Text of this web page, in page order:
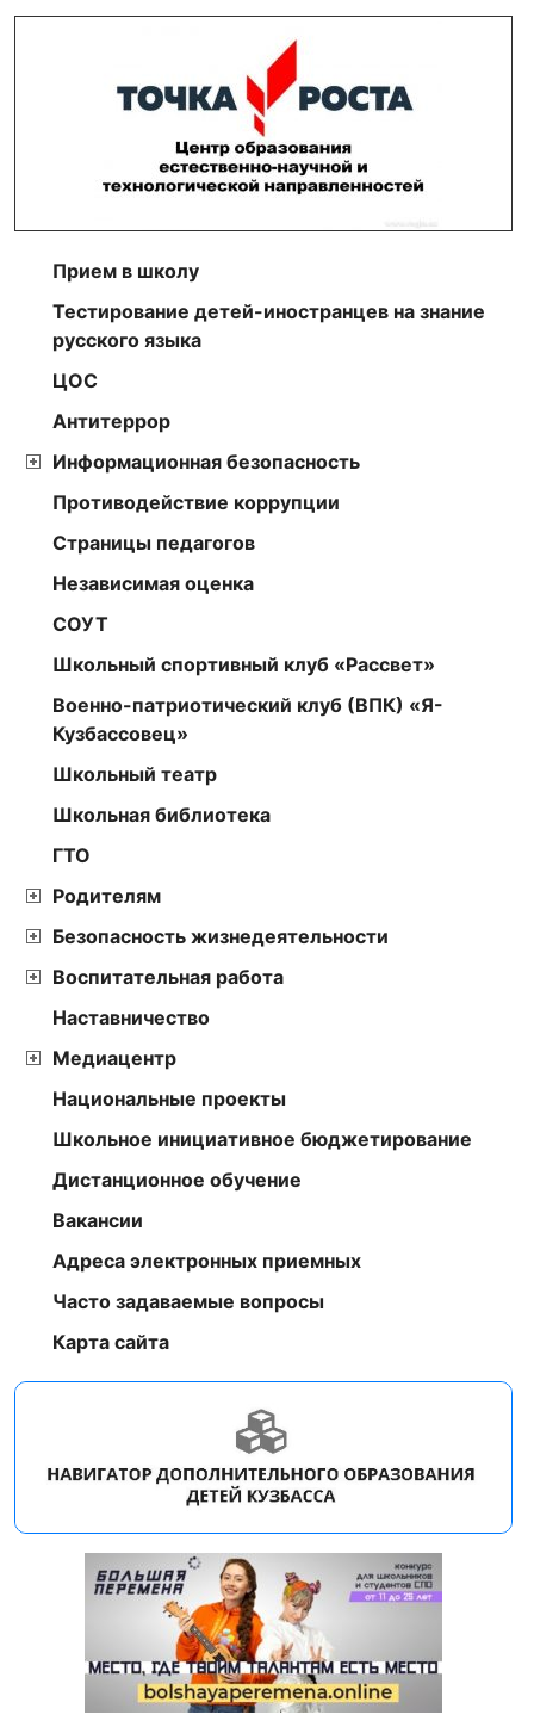
Прием в школу
Тестирование детей-иностранцев на знание
русского языка
ЦОС
Антитеррор
Информационная безопасность
Противодействие коррупции
Страницы педагогов
Независимая оценка
СОУТ
Школьный спортивный клуб «Рассвет»
Военно-патриотический клуб (ВПК) «Я-
Кузбассовец»
Школьный театр
Школьная библиотека
ГТО
Родителям
Безопасность жизнедеятельности
Воспитательная работа
Наставничество
Медиацентр
Национальные проекты
Школьное инициативное бюджетирование
Дистанционное обучение
Вакансии
Адреса электронных приемных
Часто задаваемые вопросы
Карта сайта